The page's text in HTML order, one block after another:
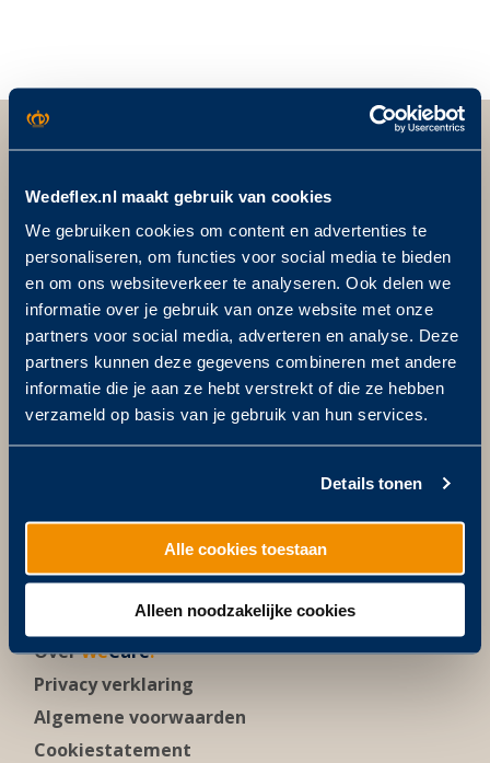
Wedeflex.nl maakt gebruik van cookies
We gebruiken cookies om content en advertenties te
personaliseren, om functies voor social media te bieden
en om ons websiteverkeer te analyseren. Ook delen we
informatie over je gebruik van onze website met onze
partners voor social media, adverteren en analyse. Deze
partners kunnen deze gegevens combineren met andere
informatie die je aan ze hebt verstrekt of die ze hebben
verzameld op basis van je gebruik van hun services.
Details tonen
Alle cookies toestaan
Alleen noodzakelijke cookies
Wédéflex Duurzame Daksystemen
Postadres
Postbus 811
5201 AV ‘s-Hertogenbosch
Bezoekadres
Zuid-Willemsvaart 14
5211 NX ‘s-Hertogenbosch
+31 (0)73 613 10 40
Over Wédéflex
OverWeCare.
Privacy verklaring
Algemene voorwaarden
Cookiestatement